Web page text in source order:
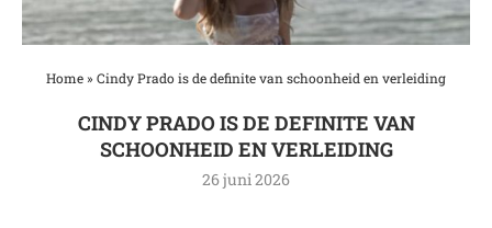
Home» Cindy Prado is de definite van schoonheid en verleiding
CINDY PRADO IS DE DEFINITE VAN
SCHOONHEID EN VERLEIDING
26 juni 2026